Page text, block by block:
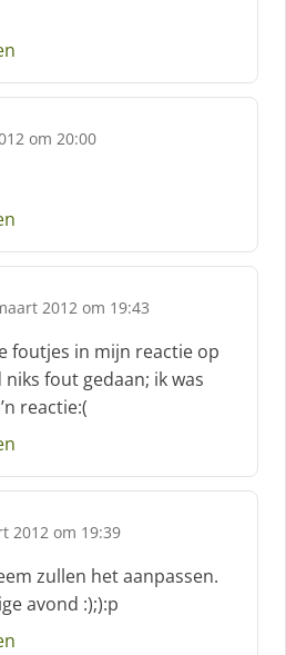
om 20:00
2012 om 19:43
foutjes in mijn reactie op
niks fout gedaan; ik was
reactie:(
2012 om 19:39
zullen het aanpassen.
avond :);):p